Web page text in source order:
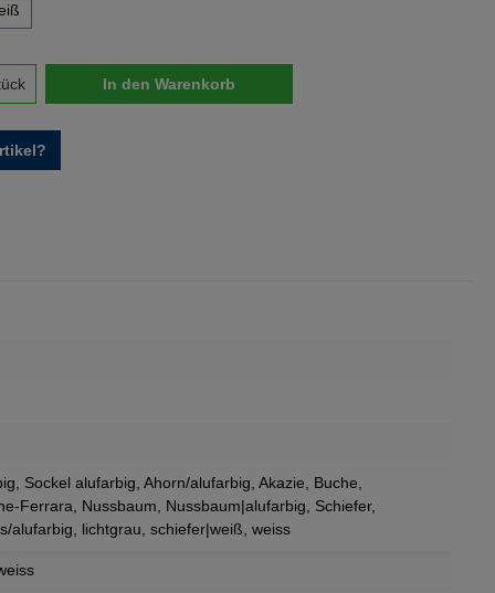
Gib den gewünschten Wert ein
In den Warenkorb
Sockel alufarbig, Ahorn/alufarbig, Akazie, Buche,
Ferrara, Nussbaum, Nussbaum|alufarbig, Schiefer,
alufarbig, lichtgrau, schiefer|weiß, weiss